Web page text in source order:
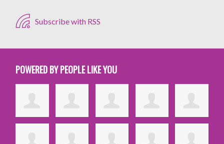
Subscribe with RSS
POWERED BY PEOPLE LIKE YOU